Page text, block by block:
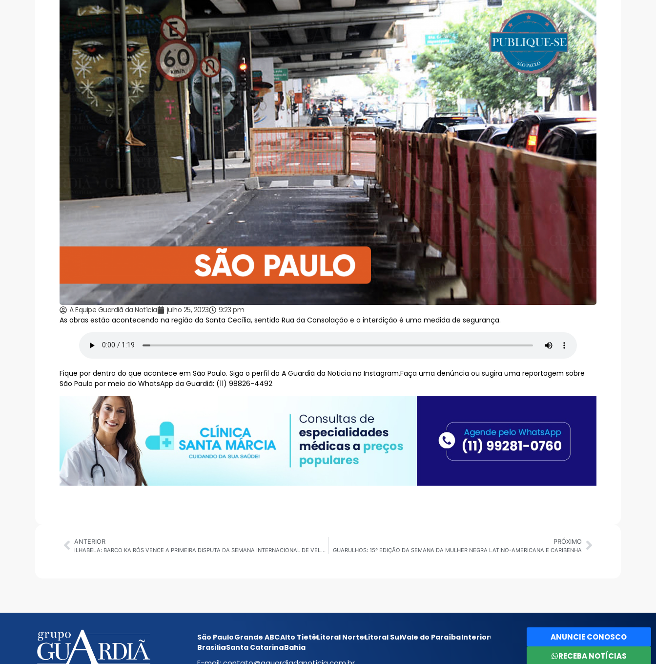
A Equipe Guardiã da Notícia julho 25, 2023
9:23 pm
As obras estão acontecendo na região da Santa Cecília, sentido Rua da Consolação e a interdição é uma medida de segurança.
Fique por dentro do que acontece em São Paulo. Siga o perfil da A Guardiã da Noticia no Instagram.Faça uma denúncia ou sugira uma reportagem sobre
São Paulo por meio do WhatsApp da Guardiã: (11) 98826-4492
ANTERIOR
ILHABELA: BARCO KAIRÓS VENCE A PRIMEIRA DISPUTA DA SEMANA INTERNACIONAL DE VELA, EM TOQUE TOQUE
PRÓXIMO
GUARULHOS: 15º EDIÇÃO DA SEMANA DA MULHER NEGRA LATINO-AMERICANA E CARIBENHA
São PauloGrande ABCAlto TietêLitoral NorteLitoral SulVale do ParaíbaInterior
BrasíliaSanta CatarinaBahia
ANUNCIE CONOSCO
RECEBA NOTÍCIAS